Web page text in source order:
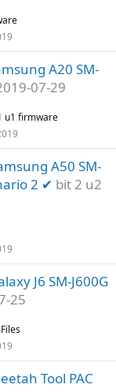
A20 SM-
07-29
u1 firmware
A50 SM-
2 ✔ bit 2 u2
J6 SM-J600G
25
Tool PAC